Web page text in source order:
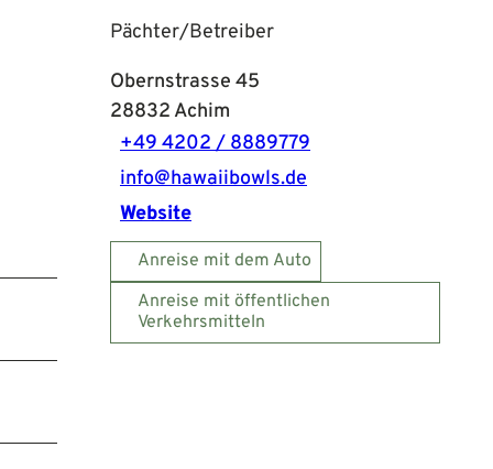
Pächter/Betreiber
Obernstrasse 45
28832 Achim
+49 4202 / 8889779
info@hawaiibowls.de
Website
Anreise mit dem Auto
Anreise mit öffentlichen
Verkehrsmitteln